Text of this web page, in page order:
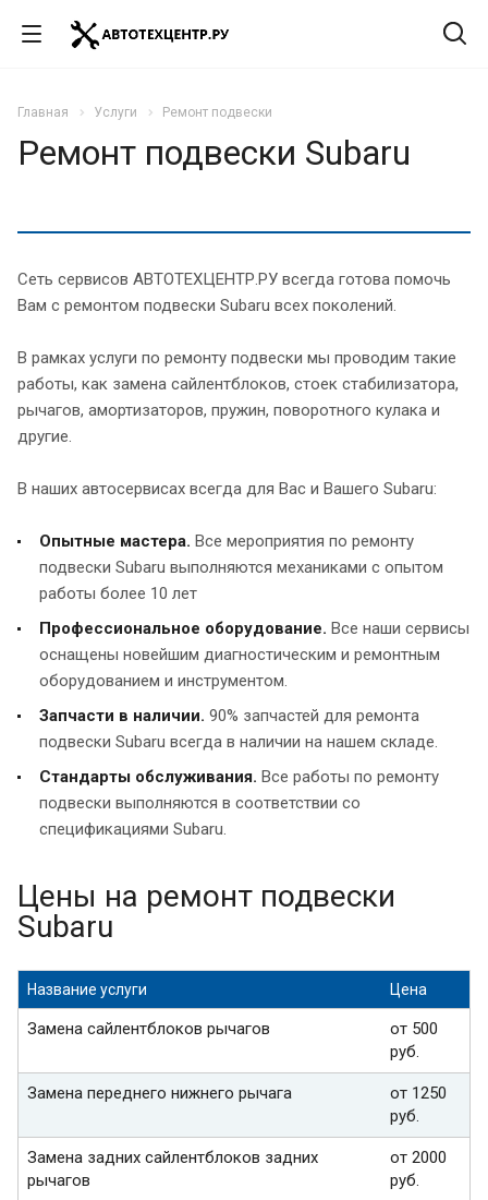
Главная Услуги Ремонт подвески
Ремонт подвески Subaru
Сеть сервисов АВТОТЕХЦЕНТР.РУ всегда готова помочь
Вам с ремонтом подвески Subaru всех поколений.
В рамках услуги по ремонту подвески мы проводим такие
работы, как замена сайлентблоков, стоек стабилизатора,
рычагов, амортизаторов, пружин, поворотного кулака и
другие.
В наших автосервисах всегда для Вас и Вашего Subaru:
Опытные мастера. Все мероприятия по ремонту
подвески Subaru выполняются механиками с опытом
работы более 10 лет
Профессиональное оборудование. Все наши сервисы
оснащены новейшим диагностическим и ремонтным
оборудованием и инструментом.
Запчасти в наличии. 90% запчастей для ремонта
подвески Subaru всегда в наличии на нашем складе.
Стандарты обслуживания. Все работы по ремонту
подвески выполняются в соответствии со
спецификациями Subaru.
Цены на ремонт подвески
Subaru
Название услуги Цена
Замена сайлентблоков рычагов
от 500
руб.
Замена переднего нижнего рычага
от 1250
руб.
Замена задних сайлентблоков задних
рычагов
от 2000
руб.